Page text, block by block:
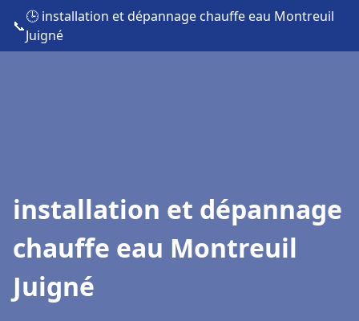
📞
🕒 installation et dépannage chauffe eau Montreuil
Juigné
installation et dépannage
chauffe eau Montreuil
Juigné